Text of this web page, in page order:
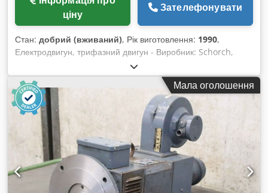
ціну
Зателефонувати
Стан: добрий (вживаний), Рік виготовлення: 1990,
Електродвигун, трифазний двигун - Виробник: Schorch,
електродвигун тип KA72071-ABO34-7 - Потужність: 30 кВт -
Частота обертання: 2950 об/хв - Вал: Ø 55 x 110 мм -
Конструктивне виконання: B3/B5 Cedpfxsvcl Aws Ahzorf -
Ступінь захисту: IP 54 - Габаритні розміри: 790/510/В410 мм
- Вага: 244 кг
Мала оголошення